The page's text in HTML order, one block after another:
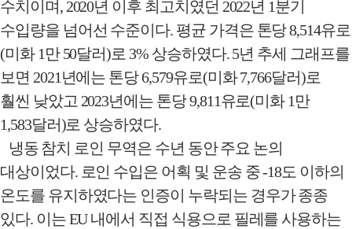
수치이며, 2020년 이후 최고치였던 2022년 1분기
수입량을 넘어선 수준이다. 평균 가격은 톤당8,514유로
(미화1만50달러)로 3% 상승하였다. 5년 추세 그래프를
보면 2021년에는 톤당6,579유로(미화7,766달러)로
훨씬 낮았고 2023년에는 톤당9,811유로(미화1만
1,583달러)로 상승하였다.
냉동 참치 로인 무역은 수년 동안 주요 논의
대상이었다. 로인 수입은 어획 및 운송 중-18도 이하의
온도를 유지하였다는 인증이 누락되는 경우가 종종
있다. 이는EU내에서 직접 식용으로 필레를 사용하는